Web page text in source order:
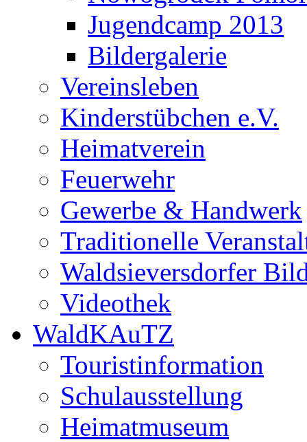
Jugendcamp 2013
Bildergalerie
Vereinsleben
Kinderstübchen e.V.
Heimatverein
Feuerwehr
Gewerbe & Handwerk
Traditionelle
Waldsieversdorfer
Videothek
WaldKAuTZ
Touristinformation
Schulausstellung
Heimatmuseum